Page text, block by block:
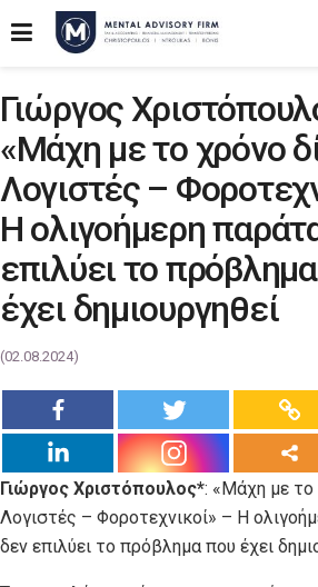
Γιώργος
«Μάχη με το χρόνο
Λογιστές –
Η ολιγοήμερη
επιλύει το
έχει δημιουργηθεί
(02.08.2024)
Γιώργος Χριστόπουλος*: «Μάχη με το
Λογιστές – Φοροτεχνικοί» – Η
δεν επιλύει το πρόβλημα που έχει